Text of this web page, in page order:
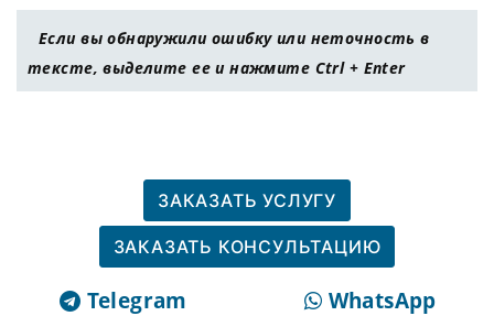
Если вы обнаружили ошибку или неточность в
тексте, выделите ее и нажмите Ctrl + Enter
ЗАКАЗАТЬ УСЛУГУ
ЗАКАЗАТЬ КОНСУЛЬТАЦИЮ
Telegram WhatsApp